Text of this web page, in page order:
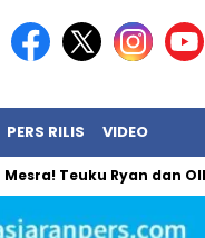
PERS RILIS VIDEO
Ryan dan Olla